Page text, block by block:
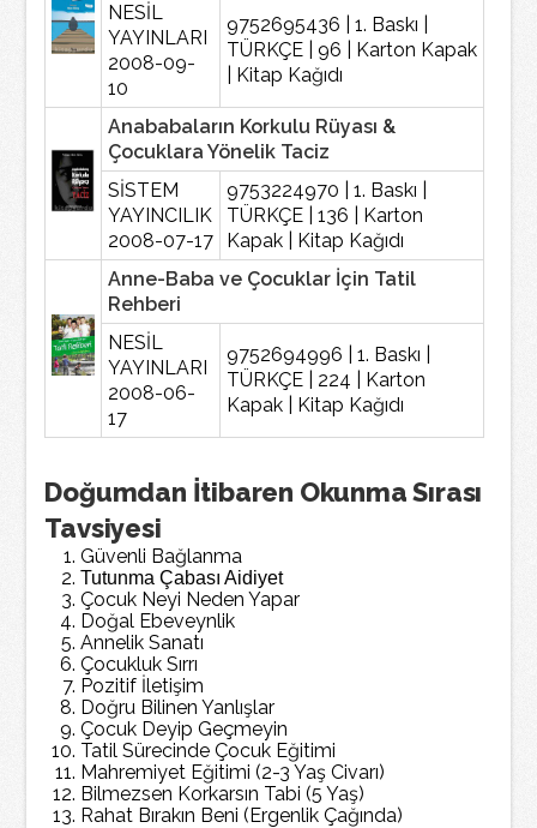
NESİL
YAYINLARI
2008-09-
10
9752695436 | 1. Baskı |
TÜRKÇE | 96 | Karton Kapak
| Kitap Kağıdı
Anababaların Korkulu Rüyası &
Çocuklara Yönelik Taciz
SİSTEM
YAYINCILIK
2008-07-17
9753224970 | 1. Baskı |
TÜRKÇE | 136 | Karton
Kapak | Kitap Kağıdı
Anne-Baba ve Çocuklar İçin Tatil
Rehberi
NESİL
YAYINLARI
2008-06-
17
9752694996 | 1. Baskı |
TÜRKÇE | 224 | Karton
Kapak | Kitap Kağıdı
Doğumdan İtibaren Okunma Sırası
Tavsiyesi
Güvenli Bağlanma
Tutunma Çabası Aidiyet
Çocuk Neyi Neden Yapar
Doğal Ebeveynlik
Annelik Sanatı
Çocukluk Sırrı
Pozitif İletişim
Doğru Bilinen Yanlışlar
Çocuk Deyip Geçmeyin
Tatil Sürecinde Çocuk Eğitimi
Mahremiyet Eğitimi (2-3 Yaş Civarı)
Bilmezsen Korkarsın Tabi (5 Yaş)
Rahat Bırakın Beni (Ergenlik Çağında)